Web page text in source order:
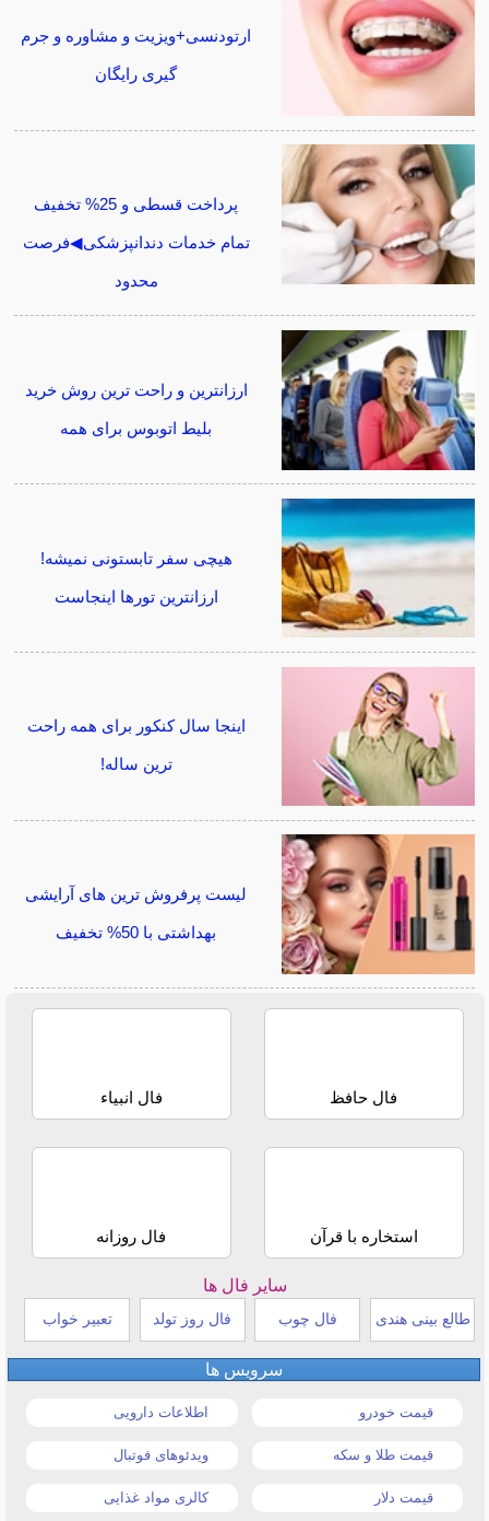
ارتودنسی+ویزیت و مشاوره و جرم
گیری رایگان
پرداخت قسطی و 25% تخفیف
تمام خدمات دندانپزشکی◀فرصت
محدود
ارزانترین و راحت ترین روش خرید
بلیط اتوبوس برای همه
هیچی سفر تابستونی نمیشه!
ارزانترین تورها اینجاست
اینجا سال کنکور برای همه راحت
ترین ساله!
لیست پرفروش ترین های آرایشی
بهداشتی با 50% تخفیف
فال حافظ فال انبیاء
استخاره با قرآن فال روزانه
سایر فال ها
طالع بینی هندی فال چوب فال روز تولد تعبیر خواب
سرویس ها
قیمت خودرو اطلاعات دارویی
قیمت طلا و سکه ویدئوهای فوتبال
قیمت دلار کالری مواد غذایی